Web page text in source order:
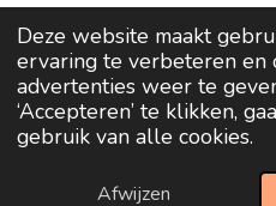
Deze website maakt
ervaring te verbeteren en
advertenties weer te
‘Accepteren’ te klikken,
gebruik van alle cookies.
Afwijzen